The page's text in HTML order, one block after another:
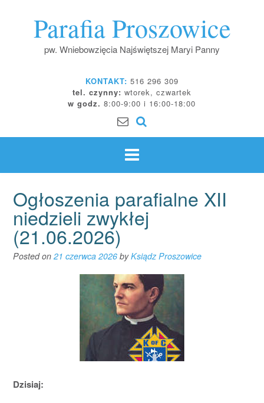
Parafia Proszowice
pw. Wniebowzięcia Najświętszej Maryi Panny
KONTAKT: 516 296 309
tel. czynny: wtorek, czwartek
w godz. 8:00-9:00 i 16:00-18:00
Ogłoszenia parafialne XII
niedzieli zwykłej
(21.06.2026)
Posted on 21 czerwca 2026 byKsiądz Proszowice
Dzisiaj: